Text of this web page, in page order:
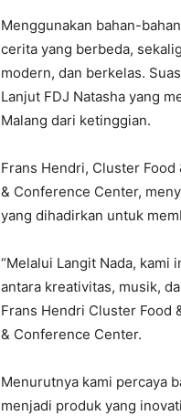
Menggunakan bahan-
cerita yang berbeda,
modern, dan berkelas.
Lanjut FDJ Natasha yang
Malang dari ketinggian.
Frans Hendri, Cluster
& Conference Center,
yang dihadirkan untuk
“Melalui Langit Nada, kami
antara kreativitas, musik,
Frans Hendri Cluster Food
& Conference Center.
Menurutnya kami percaya
menjadi produk yang